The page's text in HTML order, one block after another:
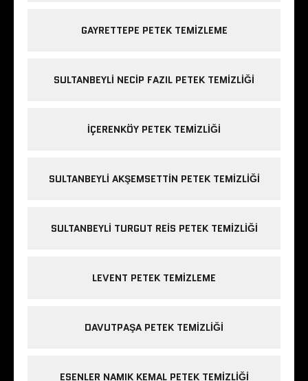
GAYRETTEPE PETEK TEMIZLEME
SULTANBEYLI NECIP FAZIL PETEK TEMIZLIĞI
IÇERENKÖY PETEK TEMIZLIĞI
SULTANBEYLI AKŞEMSETTIN PETEK TEMIZLIĞI
SULTANBEYLI TURGUT REIS PETEK TEMIZLIĞI
LEVENT PETEK TEMIZLEME
DAVUTPAŞA PETEK TEMIZLIĞI
ESENLER NAMIK KEMAL PETEK TEMIZLIĞI